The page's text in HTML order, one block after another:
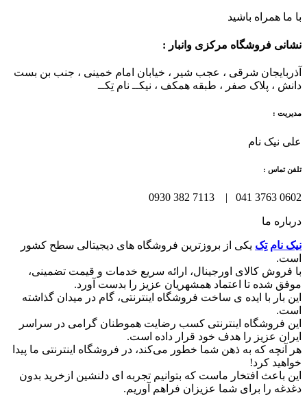
با ما همراه باشید
نشانی فروشگاه مرکزی وانبار :
آذربایجان شرقی ، عجب شیر ، خیابان امام خمینی ، جنب بن بست
دانش ، پلاک صفر ، طبقه همکف ، نیکــ نام تِکــ
مدیریت :
علی نیک نام
تلفن تماس :
0602 3763 041 | 7113 382 0930
درباره ما
نیک نام تِک یکی از بروزترین فروشگاه های دیجیتالی سطح کشور
است.
با فروش کالای اورجینال، ارائه سریع خدمات و قیمت تضمینی،
موفق شده تا اعتماد همشهریان عزیز را بدست آورد.
این بار با ایده ی ساخت فروشگاه اینترنتی، گام در میدان گذاشته
است.
این فروشگاه اینترنتی کسب رضایت هموطنان گرامی در سراسر
ایران عزیز را هدف خود قرار داده است.
هر آنچه که به ذهن شما خطور می‌کند، در فروشگاه اینترنتی ما پیدا
خواهید کرد!
این باعث افتخار ماست که بتوانیم تجربه ای دلنشین ازخرید بدون
دغدغه را برای شما عزیزان فراهم آوریم.